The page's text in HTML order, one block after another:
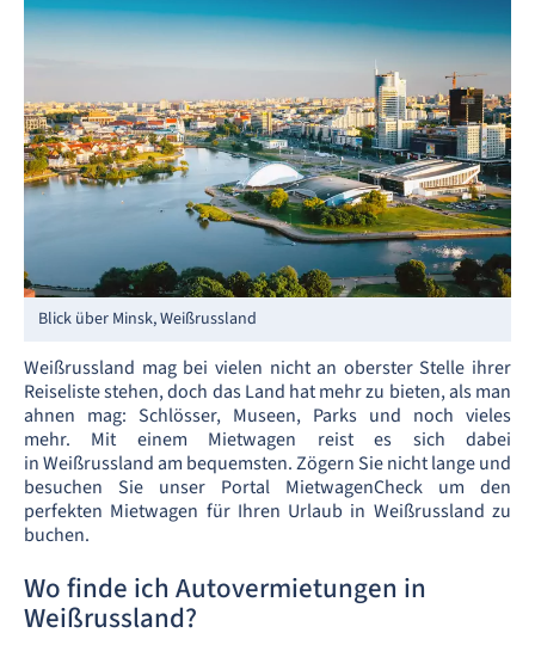
Blick über Minsk, Weißrussland
Weißrussland mag bei vielen nicht an oberster Stelle ihrer
Reiseliste stehen, doch das Land hat mehr zu bieten, als man
ahnen mag: Schlösser, Museen, Parks und noch vieles
mehr. Mit einem Mietwagen reist es sich dabei
in Weißrussland am bequemsten. Zögern Sie nicht lange und
besuchen Sie unser Portal MietwagenCheck um den
perfekten Mietwagen für Ihren Urlaub in Weißrussland zu
buchen.
Wo finde ich Autovermietungen in
Weißrussland?